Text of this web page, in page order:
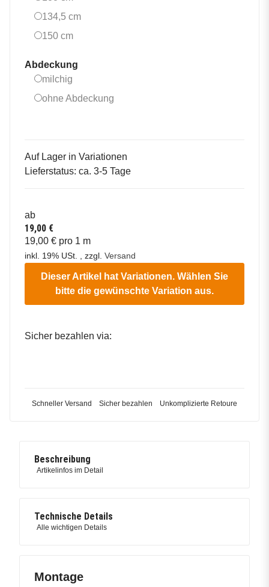
134,5 cm134,5 cm
150 cm150 cm
Abdeckung
milchig
ohne Abdeckung
Auf Lager in Variationen
Lieferstatus: ca. 3-5 Tage
ab
19,00 €
19,00 € pro 1 m
inkl. 19% USt. , zzgl. Versand
Dieser Artikel hat Variationen. Wählen Sie
bitte die gewünschte Variation aus.
Sicher bezahlen via:
Schneller Versand Sicher bezahlen Unkomplizierte Retoure
Beschreibung
Artikelinfos im Detail
Technische Details
Alle wichtigen Details
Montage